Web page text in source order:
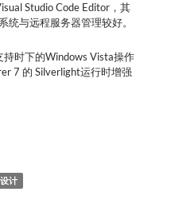
Studio Code Editor，其
统与远程服务器管理较好。
时下的Windows Vista操作
7 的 Silverlight运行时增强
计